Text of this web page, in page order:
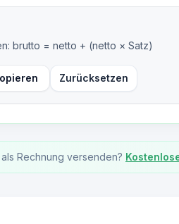
brutto = netto + (netto × Satz)
Zurücksetzen
Rechnung versenden?